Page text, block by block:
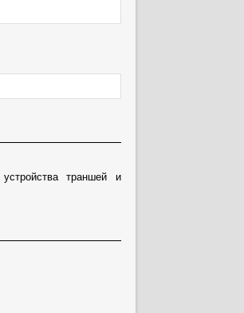
траншей и